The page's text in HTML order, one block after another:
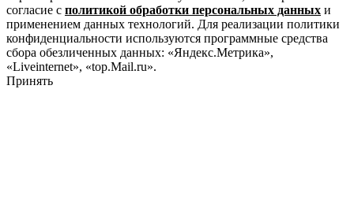
согласие с политикой обработки персональных данных и
применением данных технологий. Для реализации политики
конфиденциальности используются программные средства
сбора обезличенных данных: «Яндекс.Метрика»,
«Liveinternet», «top.Mail.ru».
Принять